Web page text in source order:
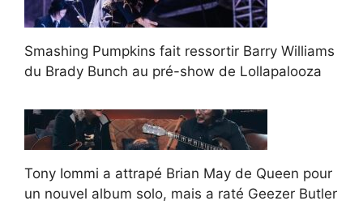
Smashing Pumpkins fait ressortir Barry Williams
du Brady Bunch au pré-show de Lollapalooza
Tony Iommi a attrapé Brian May de Queen pour
un nouvel album solo, mais a raté Geezer Butler